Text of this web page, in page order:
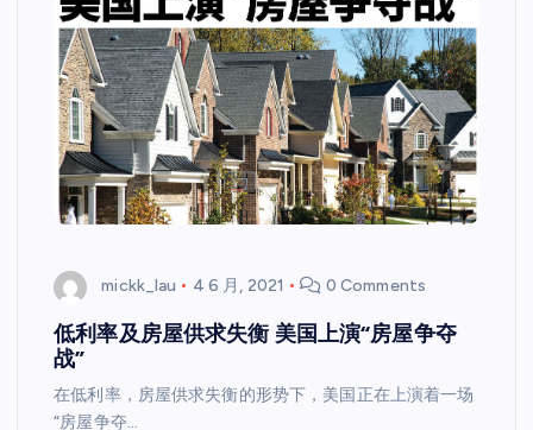
mickk_lau 4 6 月, 2021 0 Comments
低利率及房屋供求失衡 美国上演“房屋争夺
战”
在低利率，房屋供求失衡的形势下，美国正在上演着一场
“房屋争夺…